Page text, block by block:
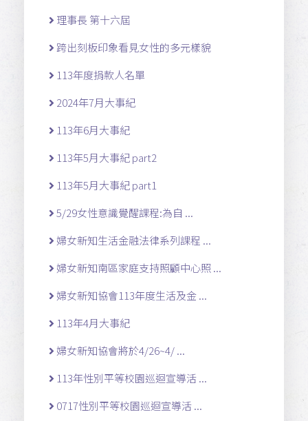
理事長 第十六屆
跨出刻板印象看見女性的多元樣貌
113年度捐款人名單
2024年7月大事紀
113年6月大事紀
113年5月大事紀 part2
113年5月大事紀 part1
5/29女性意識覺醒課程:為自 ...
婦女新知生活金融法律系列課程 ...
婦女新知南區家庭支持照顧中心照 ...
婦女新知協會113年度生活及金 ...
113年4月大事紀
婦女新知協會將於4/26~4/ ...
113年性別平等校園巡迴宣導活 ...
0717性別平等校園巡迴宣導活 ...